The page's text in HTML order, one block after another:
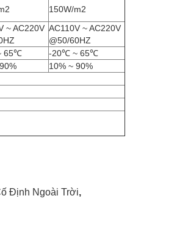
150W/m2
~ AC220V AC110V ~ AC220V
@50/60HZ
65℃
-20℃ ~ 65℃
10% ~ 90%
Định Ngoài Trời,